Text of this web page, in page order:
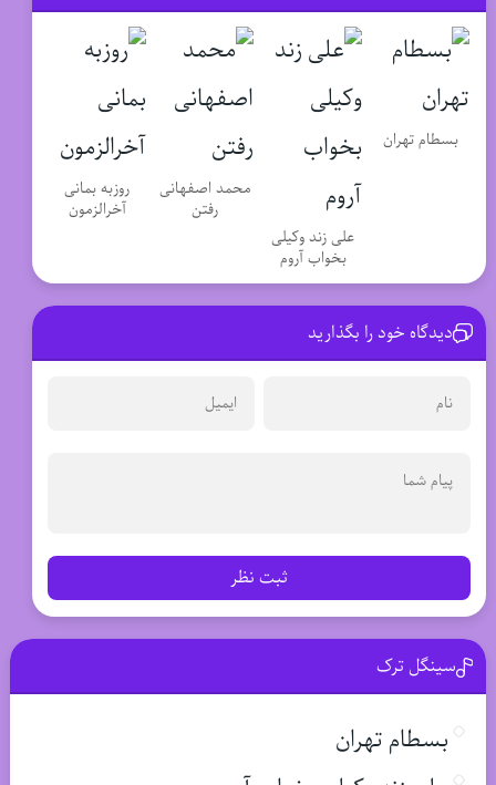
بسطام تهران
علی زند وکیلی
بخواب آروم
محمد اصفهانی
رفتن
روزبه بمانی
آخرالزمون
دیدگاه خود را بگذارید
ثبت نظر
سینگل ترک
بسطام تهران